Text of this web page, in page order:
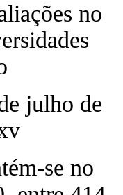
no
julho de
se no